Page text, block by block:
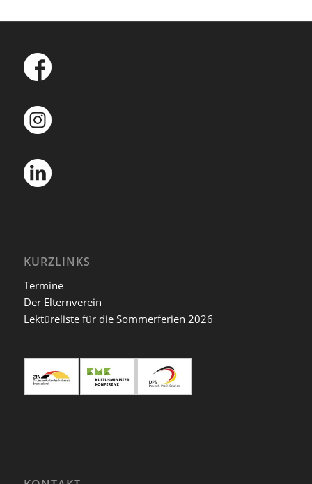
KURZLINKS
Termine
Der Elternverein
Lektüreliste für die Sommerferien 2026